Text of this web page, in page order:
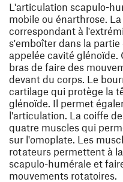
L'articulation scapulo-
mobile ou énarthrose.
correspondant à
s'emboîter dans la
appelée cavité
bras de faire des
devant du corps. Le
cartilage qui protège la
glénoïde. Il permet
l'articulation. La coiffe
quatre muscles qui
sur l'omoplate. Les
rotateurs permettent à
scapulo-humérale et
mouvements rotatoires.